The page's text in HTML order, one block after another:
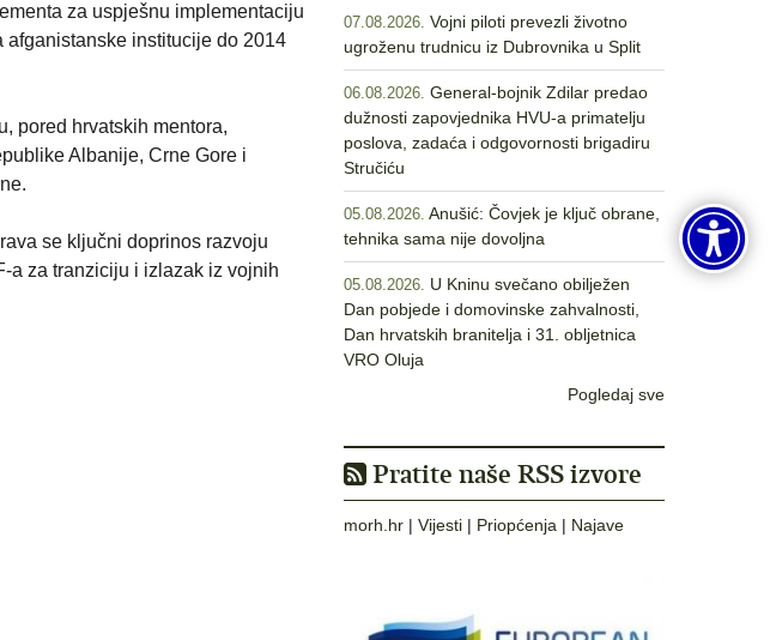
za uspješnu implementaciju
afganistanske institucije do 2014
pored hrvatskih mentora,
Albanije, Crne Gore i
se ključni doprinos razvoju
a za tranziciju i izlazak iz vojnih
07.08.2026. Vojni piloti prevezli životno
ugroženu trudnicu iz Dubrovnika u Split
06.08.2026. General-bojnik Zdilar predao
dužnosti zapovjednika HVU-a primatelju
poslova, zadaća i odgovornosti brigadiru
Stručiću
05.08.2026. Anušić: Čovjek je ključ obrane,
tehnika sama nije dovoljna
05.08.2026. U Kninu svečano obilježen
Dan pobjede i domovinske zahvalnosti,
Dan hrvatskih branitelja i 31. obljetnica
VRO Oluja
Pogledaj sve
Pratite naše RSS izvore
morh.hr | Vijesti | Priopćenja | Najave